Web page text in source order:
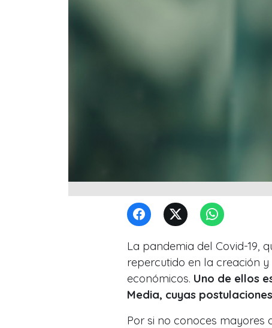
La pandemia del Covid-19,
repercutido en la creación
económicos. Uno de ellos
Media, cuyas
Por si no conoces mayores